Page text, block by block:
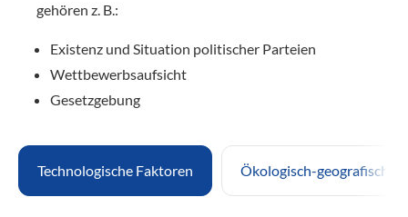
gehören z. B.:
Existenz und Situation politischer Parteien
Wettbewerbsaufsicht
Gesetzgebung
Technologische Faktoren Ökologisch-geografische